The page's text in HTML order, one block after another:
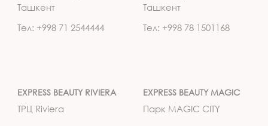
Ташкент
Тел: +998 71 2544444
Ташкент
Тел: +998 78 1501168
EXPRESS BEAUTY RIVIERA
ТРЦ Riviera
EXPRESS BEAUTY MAGIC
Парк MAGIC CITY